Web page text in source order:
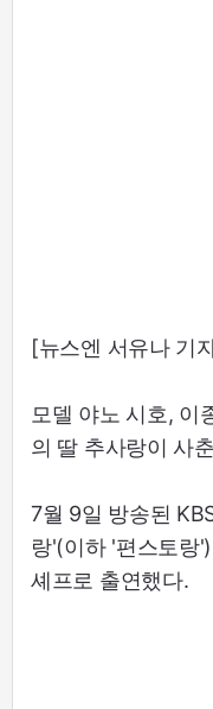
[뉴스엔 서유나 기
모델 야노 시호, 이
의 딸 추사랑이 사
7월 9일 방송된
랑'(이하 '편스토랑
셰프로 출연했다.